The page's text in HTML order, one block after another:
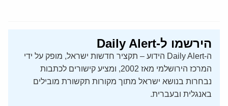
הירשמו ל-Daily Alert
ה-Daily Alert הידוע – תקציר חדשות ישראל, מופק על ידי
המרכז הירושלמי מאז 2002, ומציע קישורים לכתבות
נבחרות בנושא ישראל מתוך מקורות תקשורת מובילים
באנגלית ובעברית.